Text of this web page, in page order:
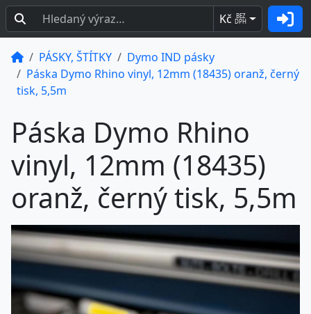
Kč BEZ
DPH
PÁSKY, ŠTÍTKY
Dymo IND pásky
Páska Dymo Rhino vinyl, 12mm (18435) oranž, černý
tisk, 5,5m
Páska Dymo Rhino
vinyl, 12mm (18435)
oranž, černý tisk, 5,5m